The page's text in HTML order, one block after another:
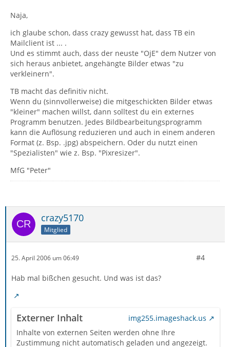
Naja,
ich glaube schon, dass crazy gewusst hat, dass TB ein
Mailclient ist ... .
Und es stimmt auch, dass der neuste "OjE" dem Nutzer von
sich heraus anbietet, angehängte Bilder etwas "zu
verkleinern".
TB macht das definitiv nicht.
Wenn du (sinnvollerweise) die mitgeschickten Bilder etwas
"kleiner" machen willst, dann solltest du ein externes
Programm benutzen. Jedes Bildbearbeitungsprogramm
kann die Auflösung reduzieren und auch in einem anderen
Format (z. Bsp. .jpg) abspeichern. Oder du nutzt einen
"Spezialisten" wie z. Bsp. "Pixresizer".
MfG "Peter"
crazy5170
Mitglied
25. April 2006 um 06:49 #4
Hab mal bißchen gesucht. Und was ist das?
Externer Inhalt
img255.imageshack.us
Inhalte von externen Seiten werden ohne Ihre
Zustimmung nicht automatisch geladen und angezeigt.